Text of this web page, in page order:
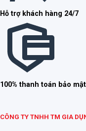
Hỗ trợ khách hàng 24/7
100% thanh toán bảo mật
CÔNG TY TNHH TM GIA